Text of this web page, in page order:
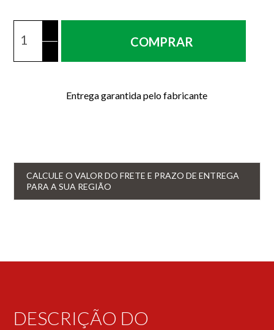
COMPRAR
Entrega garantida pelo fabricante
CALCULE O VALOR DO FRETE E PRAZO DE ENTREGA
PARA A SUA REGIÃO
DESCRIÇÃO DO